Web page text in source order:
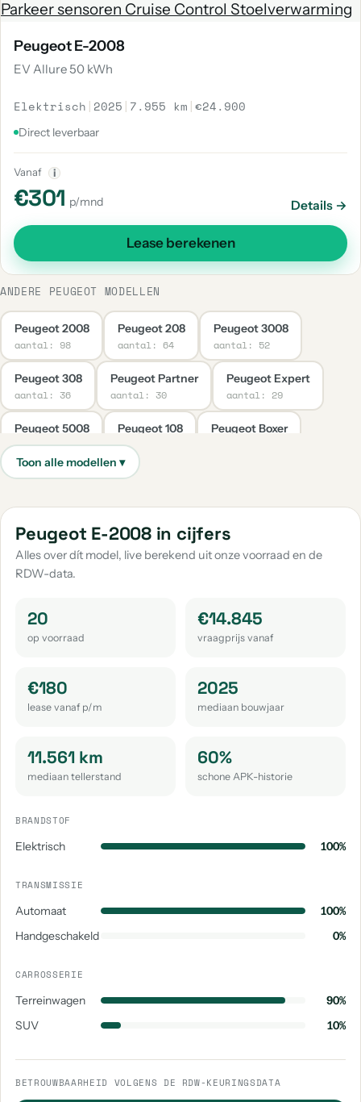
Peugeot E-2008
EV Allure 50 kWh
Elektrisch | 2025 | 7.955 km |€24.900
Direct leverbaar
Vanaf i
€301 p/mnd Details →
Lease berekenen
ANDERE PEUGEOT MODELLEN
Peugeot 2008
aantal: 98
Peugeot 208
aantal: 64
Peugeot 3008
aantal: 52
Peugeot 308
aantal: 36
Peugeot Partner
aantal: 30
Peugeot Expert
aantal: 29
Peugeot 5008
aantal: 17
Peugeot 108
aantal: 16
Peugeot Boxer
Peugeot E-208 Peugeot 408
Peugeot 508
aantal: 2
Peugeot Rifter
aantal: 2
Peugeot 201
aantal: 1
Peugeot 203
Peugeot 404
aantal: 1
Peugeot E-3008
aantal: 1
aantal: 1
Peugeot E-2008 in cijfers
Alles over dít model, live berekend uit onze voorraad en de
RDW-data.
20
op voorraad
€14.845
vraagprijs vanaf
€180
lease vanaf p/m
2025
mediaan bouwjaar
11.561 km
mediaan tellerstand
60%
schone APK-historie
BRANDSTOF
Elektrisch 100%
TRANSMISSIE
Automaat
100%
Handgeschakeld
0%
CARROSSERIE
Terreinwagen
90%
SUV
10%
BETROUWBAARHEID VOLGENS DE RDW-KEURINGSDATA